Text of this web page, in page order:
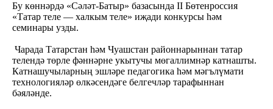
Бу көннәрдә «Сәләт-Батыр» базасында II Бөтенроссия
«Татар теле — халкым теле» иҗади конкурсы һәм
семинары узды.
Чарада Татарстан һәм Чуашстан районнарыннан татар
телендә төрле фәннәрне укытучы мөгаллимнәр катнашты.
Катнашучыларның эшләре педагогика һәм мәгълүмати
технологияләр өлкәсендәге белгечләр тарафыннан
бәяләнде.